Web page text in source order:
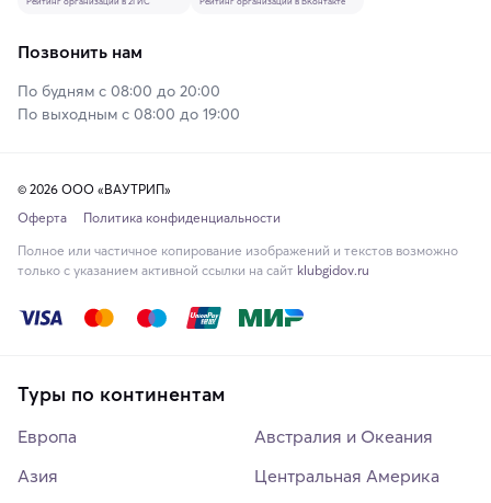
Позвонить нам
По будням с 08:00 до 20:00
По выходным с 08:00 до 19:00
© 2026 ООО «ВАУТРИП»
Оферта
Политика конфиденциальности
Полное или частичное копирование изображений и текстов возможно
только с указанием активной ссылки на сайт klubgidov.ru
Туры по континентам
Европа
Азия
Австралия и Океания
Центральная Америка